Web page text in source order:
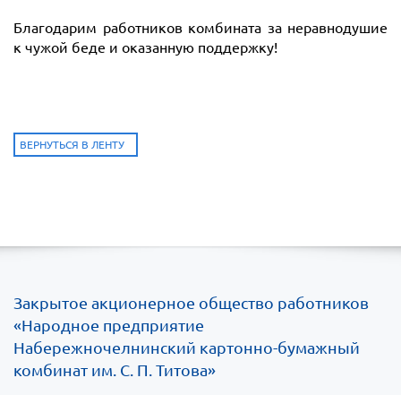
Благодарим работников комбината за неравнодушие
к чужой беде и оказанную поддержку!
ВЕРНУТЬСЯ В ЛЕНТУ
Закрытое акционерное общество работников
«Народное предприятие
Набережночелнинский картонно-бумажный
комбинат им. С. П. Титова»